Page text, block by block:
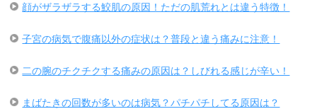
顔がザラザラする鮫肌の原因！ただの肌荒れとは違う特徴！
子宮の病気で腹痛以外の症状は？普段と違う痛みに注意！
二の腕のチクチクする痛みの原因は？しびれる感じが辛い！
まばたきの回数が多いのは病気？パチパチしてる原因は？